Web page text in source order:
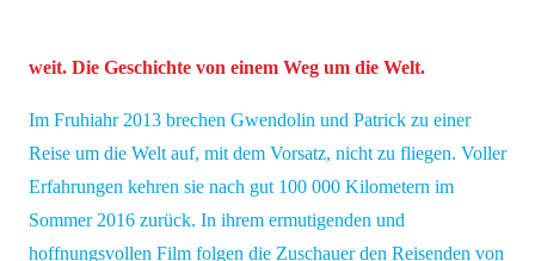
weit. Die Geschichte von einem Weg um die Welt.
Im Fruhiahr 2013 brechen Gwendolin und Patrick zu einer
Reise um die Welt auf, mit dem Vorsatz, nicht zu fliegen. Voller
Erfahrungen kehren sie nach gut 100 000 Kilometern im
Sommer 2016 zurück. In ihrem ermutigenden und
hoffnungsvollen Film folgen die Zuschauer den Reisenden von